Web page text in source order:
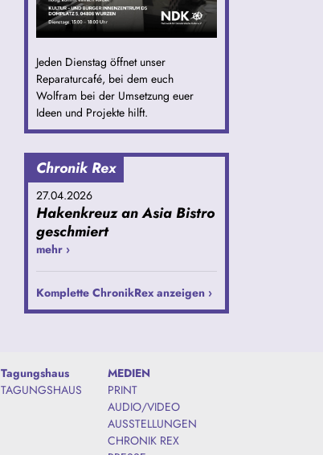
Jeden Dienstag öffnet unser
Reparaturcafé, bei dem euch
Wolfram bei der Umsetzung euer
Ideen und Projekte hilft.
Chronik Rex
27.04.2026
Hakenkreuz an Asia Bistro
geschmiert
mehr ›
Komplette ChronikRex anzeigen ›
Tagungshaus
TAGUNGSHAUS
MEDIEN
PRINT
AUDIO/VIDEO
AUSSTELLUNGEN
CHRONIK REX